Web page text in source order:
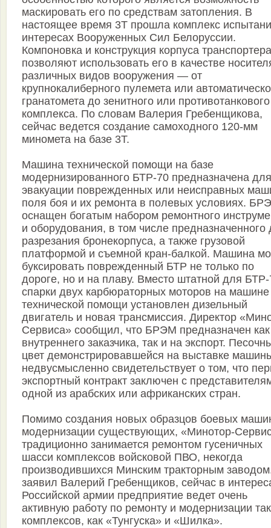
маскировать его по средствам затопления. В
настоящее время 3Т прошла комплекс
интересах Вооруженных Сил Белоруссии.
Компоновка и конструкция корпуса транспортера
позволяют использовать его в качестве
различных видов вооружения — от
крупнокалиберного пулемета или
гранатомета до зенитного или противотанкового
комплекса. По словам Валерия Гребенщикова,
сейчас ведется создание самоходного 120-мм
миномета на базе 3Т.
Машина технической помощи на базе
модернизированного БТР-70 предназначена для
эвакуации поврежденных или неисправных
поля боя и их ремонта в полевых условиях.
оснащен богатым набором ремонтного
и оборудования, в том числе предназначенного
разрезания бронекорпуса, а также грузовой
платформой и съемной кран-балкой. Машина
буксировать поврежденный БТР не только по
дороге, но и на плаву. Вместо штатной для
спарки двух карбюраторных моторов на машине
технической помощи установлен дизельный
двигатель и новая трансмиссия. Директор
Сервиса» сообщил, что БРЭМ предназначен
внутреннего заказчика, так и на экспорт.
цвет демонстрировавшейся на выставке
недвусмысленно свидетельствует о том, что
экспортный контракт заключен с
одной из арабских или африканских стран.
Помимо создания новых образцов боевых
модернизации существующих, «Минотор-
традиционно занимается ремонтом гусеничных
шасси комплексов войсковой ПВО, некогда
производившихся Минским тракторным
заявил Валерий Гребенщиков, сейчас в
Российской армии предприятие ведет очень
активную работу по ремонту и модернизации
комплексов, как «Тунгуска» и «Шилка».